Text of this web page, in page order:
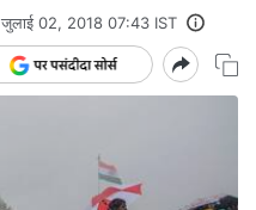
जुलाई 02, 2018 07:43 IST